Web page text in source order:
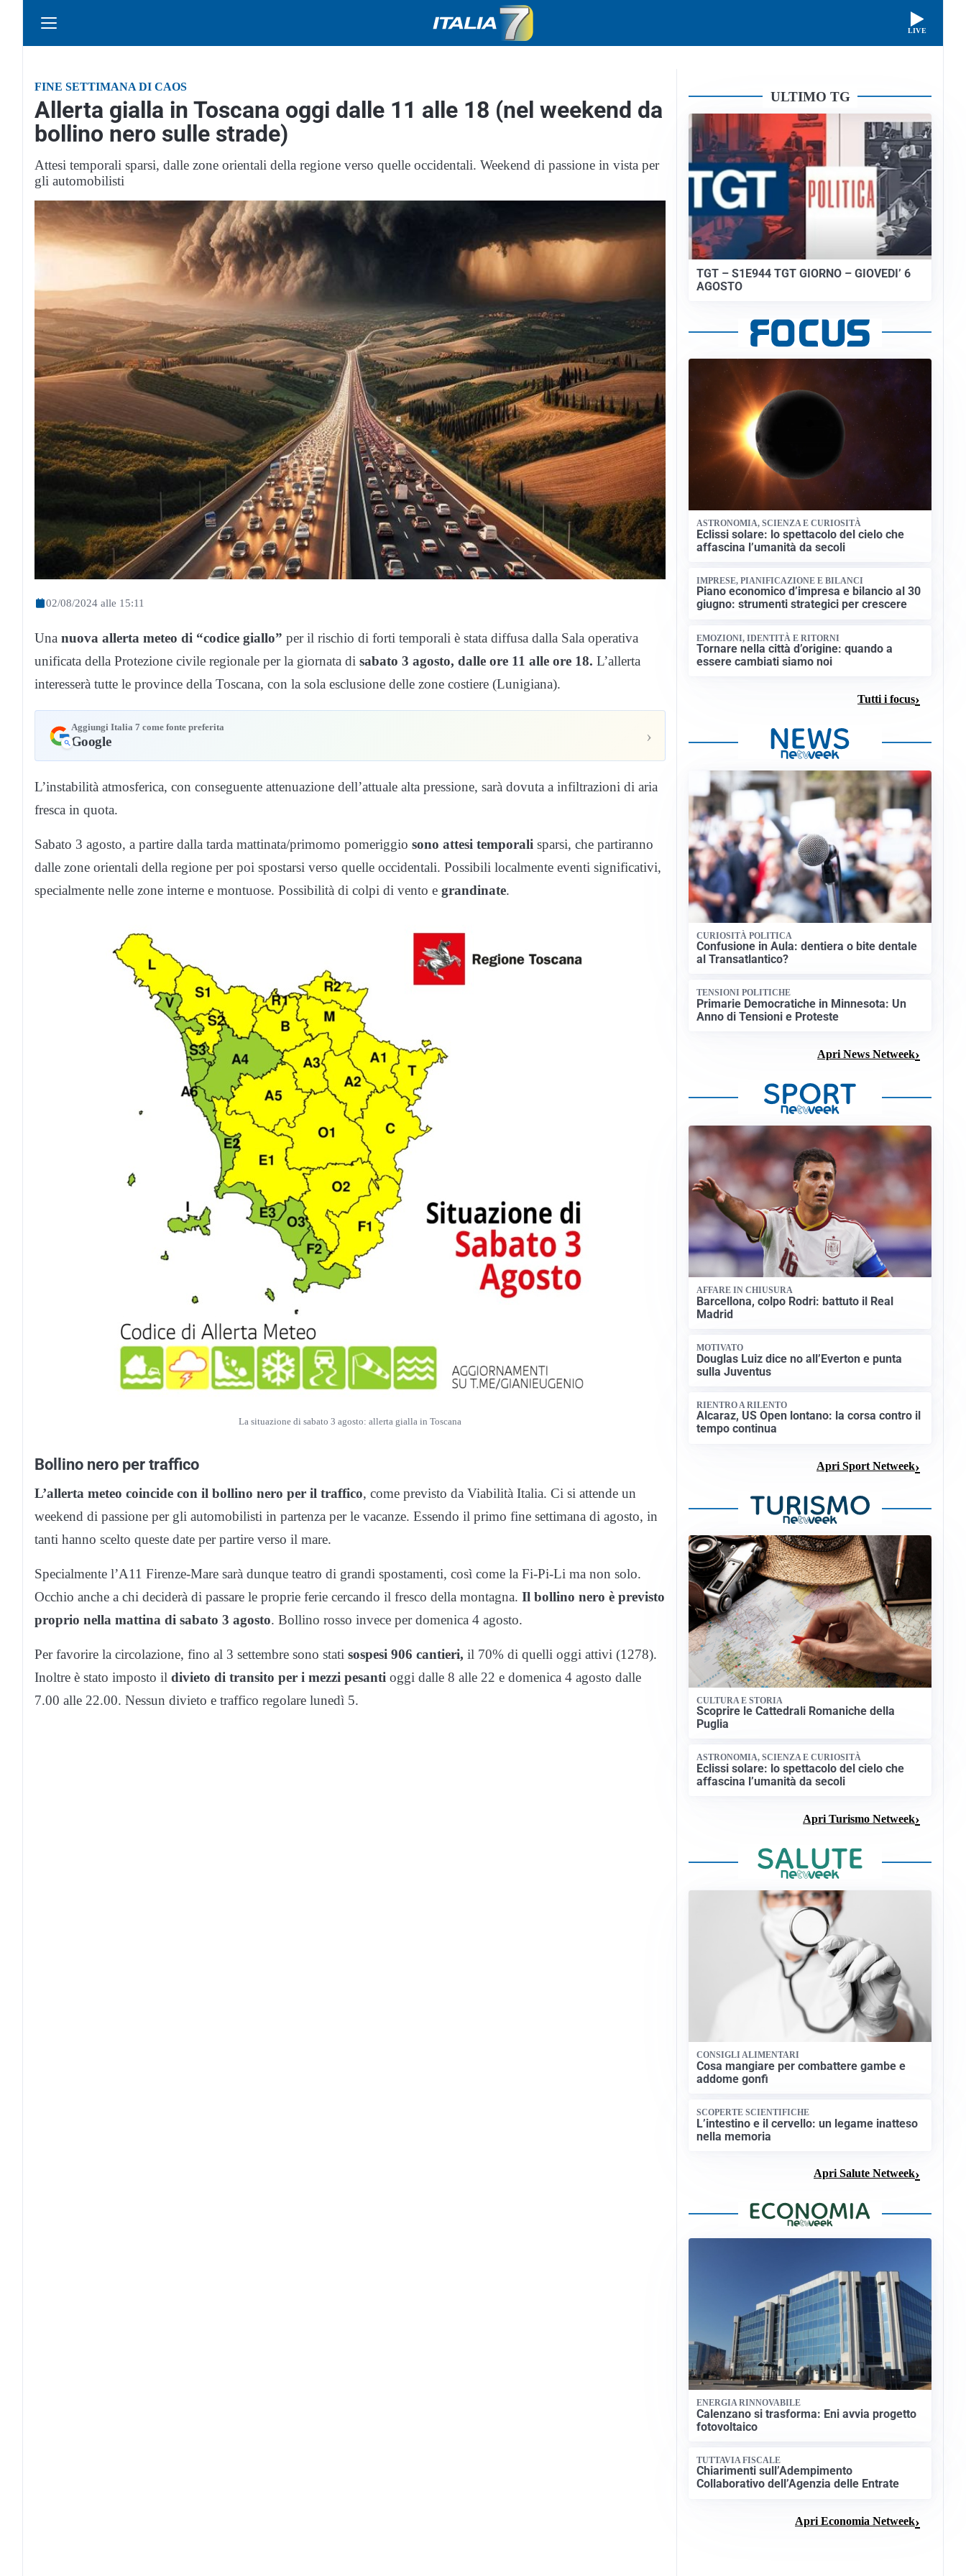
LIVE
FINE SETTIMANA DI CAOS
Allerta gialla in Toscana oggi dalle 11 alle 18 (nel weekend da
bollino nero sulle strade)
Attesi temporali sparsi, dalle zone orientali della regione verso quelle occidentali. Weekend di passione in vista per
gli automobilisti
02/08/2024 alle 15:11
Una nuova allerta meteo di “codice giallo” per il rischio di forti temporali è stata diffusa dalla Sala operativa
unificata della Protezione civile regionale per la giornata di sabato 3 agosto, dalle ore 11 alle ore 18. L’allerta
interesserà tutte le province della Toscana, con la sola esclusione delle zone costiere (Lunigiana).
Aggiungi Italia 7 come fonte preferita
Google ›
L’instabilità atmosferica, con conseguente attenuazione dell’attuale alta pressione, sarà dovuta a infiltrazioni di aria
fresca in quota.
Sabato 3 agosto, a partire dalla tarda mattinata/primomo pomeriggio sono attesi temporali sparsi, che partiranno
dalle zone orientali della regione per poi spostarsi verso quelle occidentali. Possibili localmente eventi significativi,
specialmente nelle zone interne e montuose. Possibilità di colpi di vento e grandinate.
La situazione di sabato 3 agosto: allerta gialla in Toscana
Bollino nero per traffico
L’allerta meteo coincide con il bollino nero per il traffico, come previsto da Viabilità Italia. Ci si attende un
weekend di passione per gli automobilisti in partenza per le vacanze. Essendo il primo fine settimana di agosto, in
tanti hanno scelto queste date per partire verso il mare.
Specialmente l’A11 Firenze-Mare sarà dunque teatro di grandi spostamenti, così come la Fi-Pi-Li ma non solo.
Occhio anche a chi deciderà di passare le proprie ferie cercando il fresco della montagna. Il bollino nero è previsto
proprio nella mattina di sabato 3 agosto. Bollino rosso invece per domenica 4 agosto.
Per favorire la circolazione, fino al 3 settembre sono stati sospesi 906 cantieri, il 70% di quelli oggi attivi (1278).
Inoltre è stato imposto il divieto di transito per i mezzi pesanti oggi dalle 8 alle 22 e domenica 4 agosto dalle
7.00 alle 22.00. Nessun divieto e traffico regolare lunedì 5.
ULTIMO TG
TGT – S1E944 TGT GIORNO – GIOVEDI’ 6
AGOSTO
ASTRONOMIA, SCIENZA E CURIOSITÀ
Eclissi solare: lo spettacolo del cielo che
affascina l’umanità da secoli
IMPRESE, PIANIFICAZIONE E BILANCI
Piano economico d’impresa e bilancio al 30
giugno: strumenti strategici per crescere
EMOZIONI, IDENTITÀ E RITORNI
Tornare nella città d’origine: quando a
essere cambiati siamo noi
Tutti i focus
CURIOSITÀ POLITICA
Confusione in Aula: dentiera o bite dentale
al Transatlantico?
TENSIONI POLITICHE
Primarie Democratiche in Minnesota: Un
Anno di Tensioni e Proteste
Apri News Netweek
AFFARE IN CHIUSURA
Barcellona, colpo Rodri: battuto il Real
Madrid
MOTIVATO
Douglas Luiz dice no all’Everton e punta
sulla Juventus
RIENTRO A RILENTO
Alcaraz, US Open lontano: la corsa contro il
tempo continua
Apri Sport Netweek
CULTURA E STORIA
Scoprire le Cattedrali Romaniche della
Puglia
ASTRONOMIA, SCIENZA E CURIOSITÀ
Eclissi solare: lo spettacolo del cielo che
affascina l’umanità da secoli
Apri Turismo Netweek
CONSIGLI ALIMENTARI
Cosa mangiare per combattere gambe e
addome gonfi
SCOPERTE SCIENTIFICHE
L’intestino e il cervello: un legame inatteso
nella memoria
Apri Salute Netweek
ENERGIA RINNOVABILE
Calenzano si trasforma: Eni avvia progetto
fotovoltaico
TUTTAVIA FISCALE
Chiarimenti sull’Adempimento
Collaborativo dell’Agenzia delle Entrate
Apri Economia Netweek